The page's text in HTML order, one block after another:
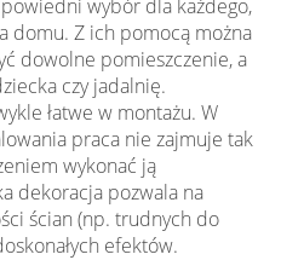
wybór dla każdego,
domu. Z ich pomocą można
dowolne pomieszczenie, a
czy jadalnię.
łatwe w montażu. W
praca nie zajmuje tak
wykonać ją
dekoracja pozwala na
ścian (np. trudnych do
efektów.